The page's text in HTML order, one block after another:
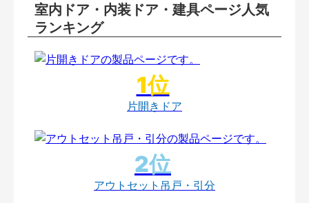
室内ドア・内装ドア・建具ページ人気
ランキング
片開きドア
アウトセット吊戸・引分